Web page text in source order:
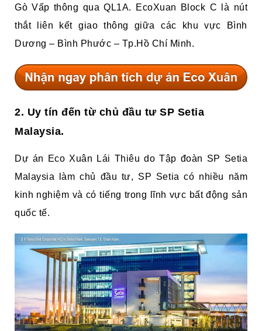
Gò Vấp thông qua QL1A. EcoXuan Block C là nút
thắt liên kết giao thông giữa các khu vực Bình
Dương – Bình Phước – Tp.Hồ Chí Minh.
2. Uy tín đến từ chủ đầu tư SP Setia
Malaysia.
Dự án Eco Xuân Lái Thiêu do Tập đoàn SP Setia
Malaysia làm chủ đầu tư, SP Setia có nhiều năm
kinh nghiệm và có tiếng trong lĩnh vực bất động sản
quốc tế.